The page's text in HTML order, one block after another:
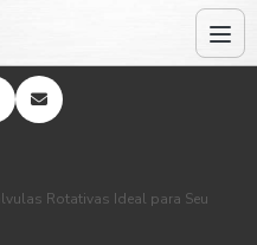
Rotativas Ideal para Seu